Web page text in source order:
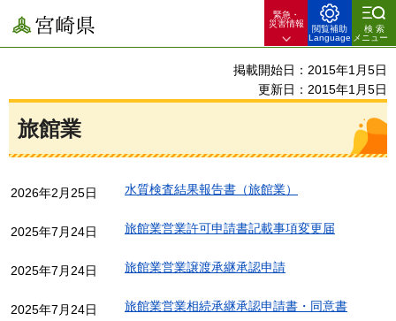
宮崎県
緊急・
災害情報
閲覧補助
Language
検索
メニュー
掲載開始日：2015年1月5日
更新日：2015年1月5日
旅館業
2026年2月25日 水質検査結果報告書（旅館業）
2025年7月24日 旅館業営業許可申請書記載事項変更届
2025年7月24日 旅館業営業譲渡承継承認申請
2025年7月24日 旅館業営業相続承継承認申請書・同意書